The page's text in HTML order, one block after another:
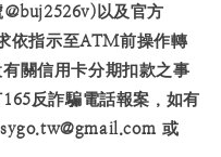
buj2526v)以及官方
依指示至ATM前操作轉
關信用卡分期扣款之事
反詐騙電話報案，如有
或